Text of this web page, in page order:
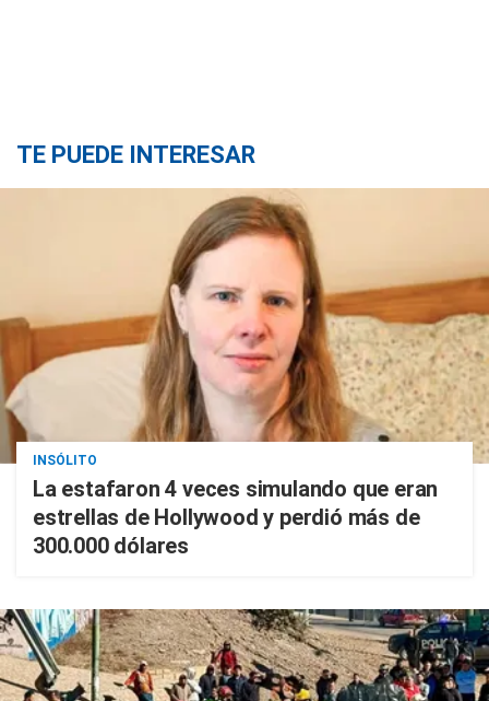
TE PUEDE INTERESAR
INSÓLITO
La estafaron 4 veces simulando que eran
estrellas de Hollywood y perdió más de
300.000 dólares